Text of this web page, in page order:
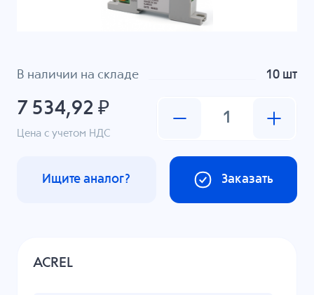
В наличии на складе 10 шт
7 534,92 ₽
Цена с учетом НДС
Заказать
Ищите аналог?
ACREL